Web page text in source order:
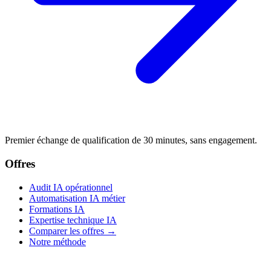
Premier échange de qualification de 30 minutes, sans engagement.
Offres
Audit IA opérationnel
Automatisation IA métier
Formations IA
Expertise technique IA
Comparer les offres →
Notre méthode